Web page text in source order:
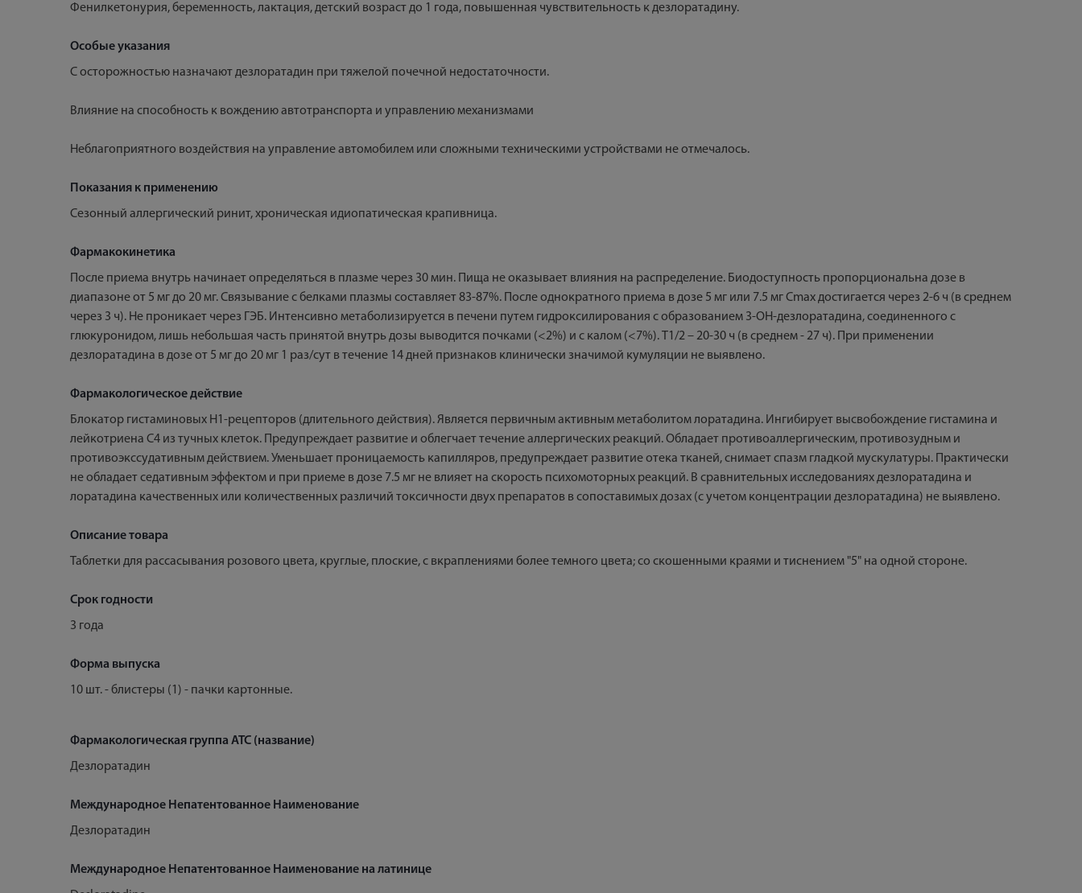
Фенилкетонурия, беременность, лактация, детский возраст до 1 года, повышенная чувствительность к дезлоратадину.
Особые указания
С осторожностью назначают дезлоратадин при тяжелой почечной недостаточности.
Влияние на способность к вождению автотранспорта и управлению механизмами
Неблагоприятного воздействия на управление автомобилем или сложными техническими устройствами не отмечалось.
Показания к применению
Сезонный аллергический ринит, хроническая идиопатическая крапивница.
Фармакокинетика
После приема внутрь начинает определяться в плазме через 30 мин. Пища не оказывает влияния на распределение. Биодоступность пропорциональна дозе в
диапазоне от 5 мг до 20 мг. Связывание с белками плазмы составляет 83-87%. После однократного приема в дозе 5 мг или 7.5 мг Cmax достигается через 2-6 ч (в среднем
через 3 ч). Не проникает через ГЭБ. Интенсивно метаболизируется в печени путем гидроксилирования с образованием 3-ОН-дезлоратадина, соединенного с
глюкуронидом, лишь небольшая часть принятой внутрь дозы выводится почками (<2%) и с калом (<7%). T1/2 – 20-30 ч (в среднем - 27 ч). При применении
дезлоратадина в дозе от 5 мг до 20 мг 1 раз/сут в течение 14 дней признаков клинически значимой кумуляции не выявлено.
Фармакологическое действие
Блокатор гистаминовых Н1-рецепторов (длительного действия). Является первичным активным метаболитом лоратадина. Ингибирует высвобождение гистамина и
лейкотриена С4 из тучных клеток. Предупреждает развитие и облегчает течение аллергических реакций. Обладает противоаллергическим, противозудным и
противоэкссудативным действием. Уменьшает проницаемость капилляров, предупреждает развитие отека тканей, снимает спазм гладкой мускулатуры. Практически
не обладает седативным эффектом и при приеме в дозе 7.5 мг не влияет на скорость психомоторных реакций. В сравнительных исследованиях дезлоратадина и
лоратадина качественных или количественных различий токсичности двух препаратов в сопоставимых дозах (с учетом концентрации дезлоратадина) не выявлено.
Описание товара
Таблетки для рассасывания розового цвета, круглые, плоские, с вкраплениями более темного цвета; со скошенными краями и тиснением "5" на одной стороне.
Срок годности
3 года
Форма выпуска
10 шт. - блистеры (1) - пачки картонные.
Фармакологическая группа АТС (название)
Дезлоратадин
Международное Непатентованное Наименование
Дезлоратадин
Международное Непатентованное Наименование на латинице